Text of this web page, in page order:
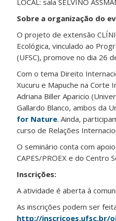
LOCAL: sala SELVINO
Sobre a organização do
O projeto de extensão
Ecológica, vinculado ao
(UFSC), promove no dia 26
Com o tema Direito
Xucuru e Mapuche na
Adriana Biller Aparicio
Gallardo Blanco, ambos da
for Nature. Ainda,
curso de Relações
O seminário conta com
CAPES/PROEX e do Centro
Inscrições:
A atividade é aberta à
As inscrições podem ser
http://inscricoes.ufsc.br/